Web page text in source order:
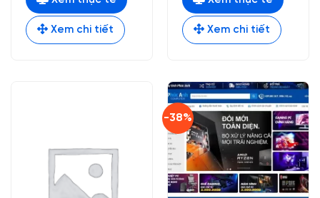
650.000 ₫.
Xem chi tiết
700.000 ₫.
Xem chi tiết
-38%